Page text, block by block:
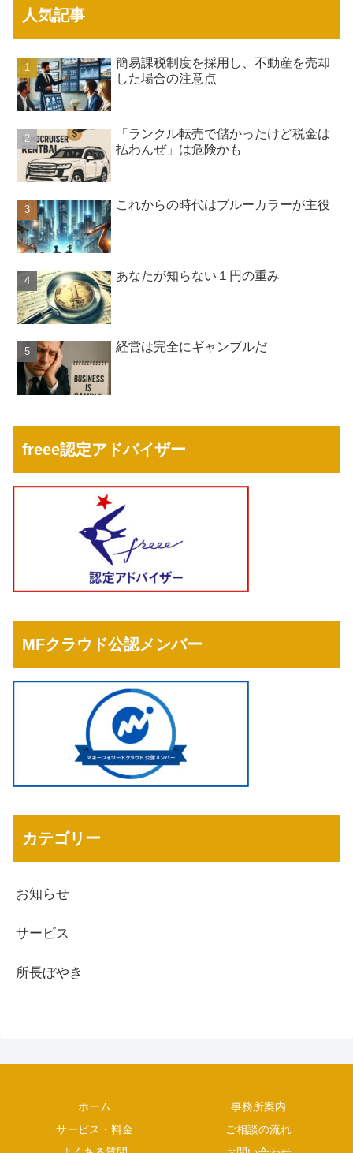
人気記事
簡易課税制度を採用し、不動産を売却
した場合の注意点
「ランクル転売で儲かったけど税金は
払わんぜ」は危険かも
これからの時代はブルーカラーが主役
あなたが知らない１円の重み
経営は完全にギャンブルだ
freee認定アドバイザー
MFクラウド公認メンバー
カテゴリー
お知らせ
サービス
所長ぼやき
ホーム
事務所案内
サービス・料金
ご相談の流れ